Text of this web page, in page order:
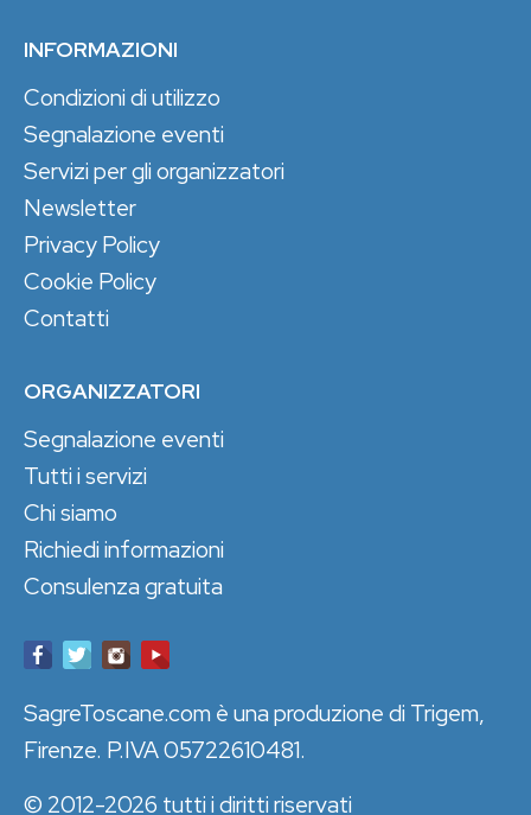
INFORMAZIONI
Condizioni di utilizzo
Segnalazione eventi
Servizi per gli organizzatori
Newsletter
Privacy Policy
Cookie Policy
Contatti
ORGANIZZATORI
Segnalazione eventi
Tutti i servizi
Chi siamo
Richiedi informazioni
Consulenza gratuita
SagreToscane.com è una produzione di Trigem,
Firenze. P.IVA 05722610481.
© 2012-2026 tutti i diritti riservati